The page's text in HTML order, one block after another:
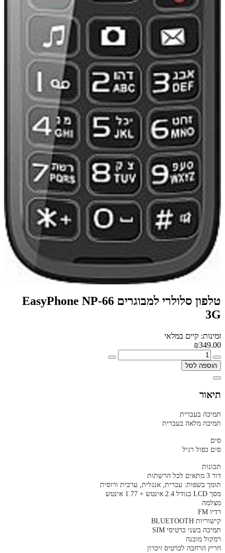
טלפון סלולרי למבוגרים EasyPhone NP-66
3G
זמינות: קיים במלאי
₪349.00
הוספה לסל
תיאור
תמיכה בעברית
תמיכה מלאה בעברית
סים
סים כפול רגיל
תכונות
דור 3 מתאים לכל הרשתות
תומך בשפות: עברית, אנגלית, ערבית ורוסית
מסך LCD בגודל 2.4 אינטש + 1.77 אינטש
מצלמה
רדיו FM
קישוריות BLUETOOTH
תמיכה בשני כרטיסי SIM
רמקול מובנה
חריץ הרחבה לכרטיס זיכרון